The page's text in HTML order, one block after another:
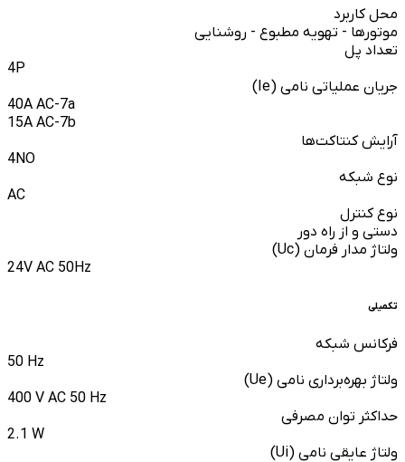
محل کاربرد
موتورها - تهویه مطبوع - روشنایی
تعداد پل
4P
جریان عملیاتی نامی (Ie)
40A AC-7a
15A AC-7b
آرایش کنتاکت‌ها
4NO
نوع شبکه
AC
نوع کنترل
دستی و از راه دور
ولتاژ مدار فرمان (Uc)
24V AC 50Hz
تکمیلی
فرکانس شبکه
50 Hz
ولتاژ بهره‌برداری نامی (Ue)
400 V AC 50 Hz
حداکثر توان مصرفی
2.1 W
ولتاژ عایقی نامی (Ui)